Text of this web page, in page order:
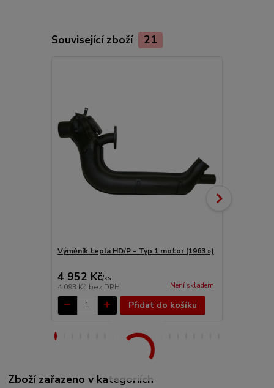
Související zboží 21
Výměník tepla HD/P - Typ 1 motor (1963 »)
4 952 Kč/ks
4 093 Kč bez DPH Není skladem
Přidat do košíku
Zboží zařazeno v kategoriích